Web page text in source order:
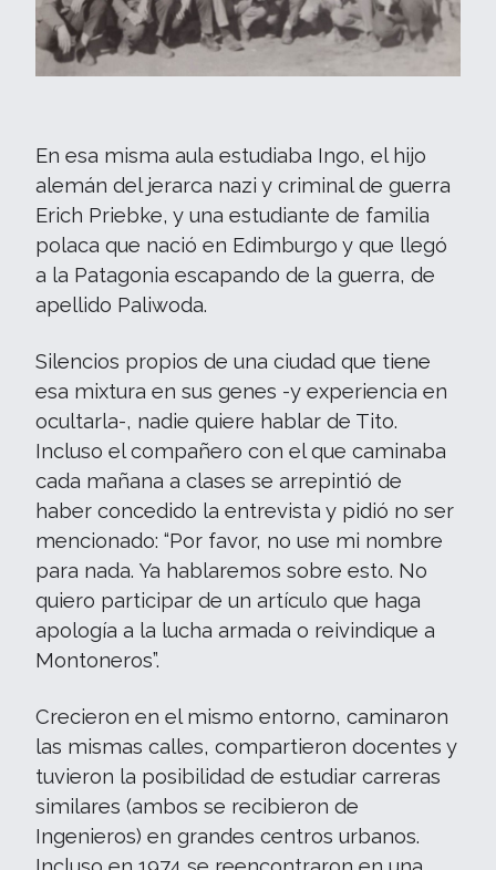
En esa misma aula estudiaba Ingo, el hijo
alemán del jerarca nazi y criminal de guerra
Erich Priebke, y una estudiante de familia
polaca que nació en Edimburgo y que llegó
a la Patagonia escapando de la guerra, de
apellido Paliwoda.
Silencios propios de una ciudad que tiene
esa mixtura en sus genes -y experiencia en
ocultarla-, nadie quiere hablar de Tito.
Incluso el compañero con el que caminaba
cada mañana a clases se arrepintió de
haber concedido la entrevista y pidió no ser
mencionado: “Por favor, no use mi nombre
para nada. Ya hablaremos sobre esto. No
quiero participar de un artículo que haga
apología a la lucha armada o reivindique a
Montoneros”.
Crecieron en el mismo entorno, caminaron
las mismas calles, compartieron docentes y
tuvieron la posibilidad de estudiar carreras
similares (ambos se recibieron de
Ingenieros) en grandes centros urbanos.